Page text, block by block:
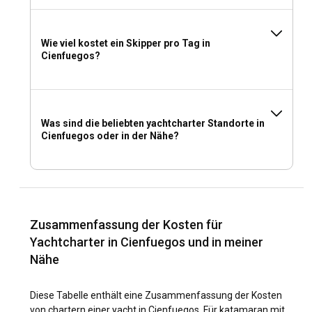
können jedoch gerne alles mitbringen, was Ihnen für Ihre
Wie viel kostet ein Skipper pro Tag in
Cienfuegos?
Was sind die beliebten yachtcharter Standorte in
Cienfuegos oder in der Nähe?
Zusammenfassung der Kosten für
Yachtcharter in Cienfuegos und in meiner
Nähe
Diese Tabelle enthält eine Zusammenfassung der Kosten
von chartern einer yacht in Cienfuegos. Für katamaran mit